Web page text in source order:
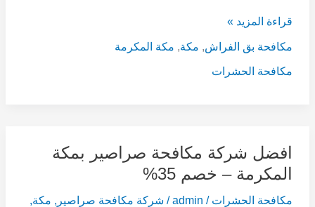
قراءة المزيد »
مكافحة بق الفراش ,مكة,مكة المكرمة
مكافحة الحشرات
افضل شركة مكافحة صراصير بمكة
المكرمة – خصم 35%
مكافحة الحشرات/
admin
/شركة مكافحة صراصير, مكة,
افضل
شركة
مكافحة
صراصير